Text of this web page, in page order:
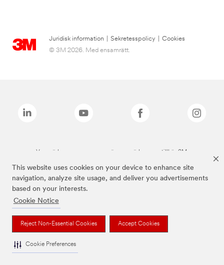
This website uses cookies on your device to enhance site
navigation, analyze site usage, and deliver you advertisements
based on your interests.
Cookie Notice
Reject Non-Essential Cookies Accept Cookies
Cookie Preferences
Juridisk information Sekretesspolicy
Cookies
© 3M 2026. Med ensamrätt.
Varumärken som anges ovan är varumärken som tillhör 3M.